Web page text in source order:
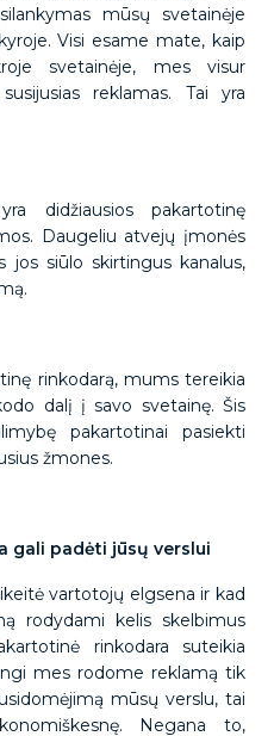
mūsų svetainėje
Visi esame mate, kaip
svetainėje, mes visur
reklamas. Tai yra
didžiausios pakartotinę
Daugeliu atvejų įmonės
jos siūlo skirtingus kanalus,
rinkodarą, mums tereikia
dalį į savo svetainę. Šis
pakartotinai pasiekti
žmones.
gali padėti jūsų verslui
vartotojų elgsena ir kad
rodydami kelis skelbimus
rinkodara suteikia
mes rodome reklamą tik
mūsų verslu, tai
Negana to,